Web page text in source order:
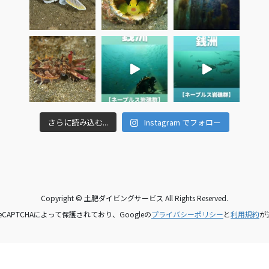
さらに読み込む... Instagram でフォロー
Copyright © 土肥ダイビングサービス All Rights Reserved.
によって保護されており、Googleのプライバシーポリシーと利用規約が